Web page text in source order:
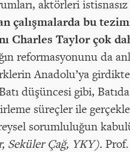
aktörleri
çalışmalarda bu
Charles Taylor çok
reformasyonunu da
Anadolu’ya
düşüncesi gibi,
süreçler ile
sorumluluğun
Seküler Çağ, YKY).